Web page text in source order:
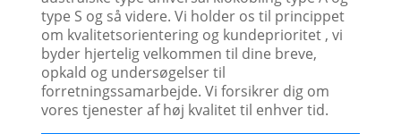
type S og så videre. Vi holder os til princippet
om kvalitetsorientering og kundeprioritet , vi
byder hjertelig velkommen til dine breve,
opkald og undersøgelser til
forretningssamarbejde. Vi forsikrer dig om
vores tjenester af høj kvalitet til enhver tid.